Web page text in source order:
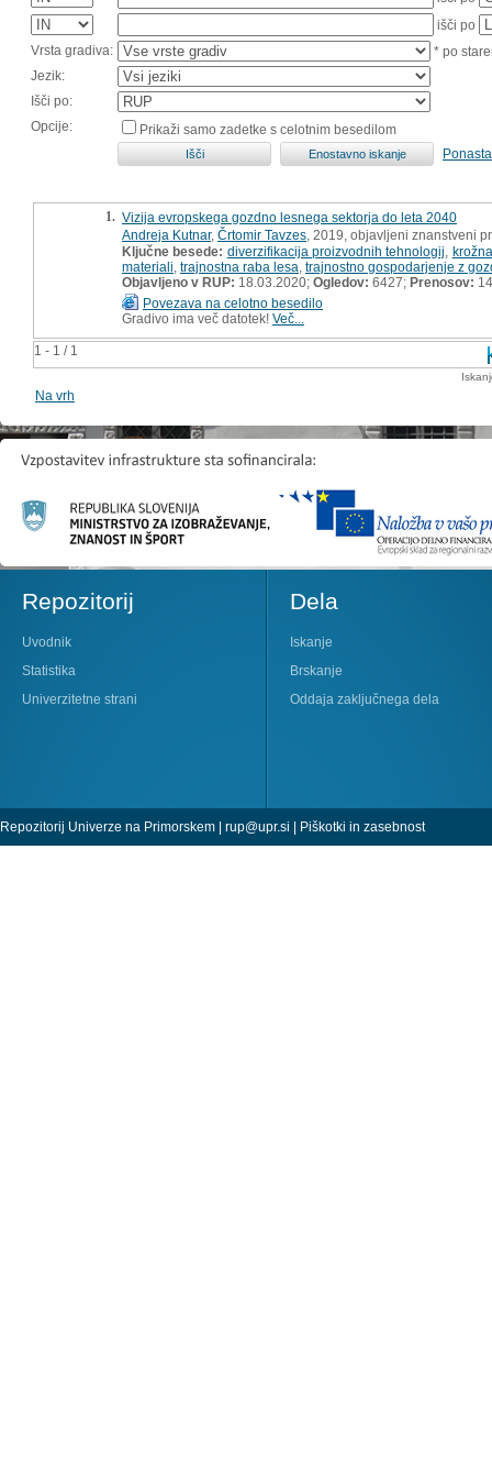
išči po
Vrsta gradiva:
* po
Jezik:
Išči po:
Opcije:
Prikaži samo zadetke s celotnim besedilom
1 - 1 / 1
1. Vizija evropskega gozdno lesnega sektorja do leta 2040
Andreja Kutnar, Črtomir Tavzes , 2019, objavljeni znanstveni
Ključne besede: diverzifikacija proizvodnih tehnologij
materiali trajnostna raba lesa trajnostno gospodarjenje z
Objavljeno v RUP: 18.03.2020; Ogledov: 6427; Prenosov:
Povezava na celotno besedilo
Gradivo ima več datotek! Več...
Na vrh
Repozitorij
Uvodnik
Statistika
Univerzitetne strani
Dela
Iskanje
Brskanje
Oddaja zaključnega dela
Repozitorij Univerze na Primorskem | rup@upr.si | Piškotki in zasebnost